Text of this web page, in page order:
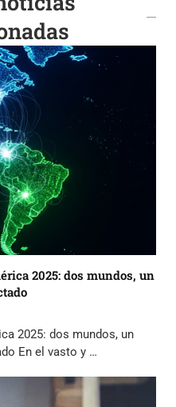
2025: dos mundos, un
2025: dos mundos, un
En el vasto y …